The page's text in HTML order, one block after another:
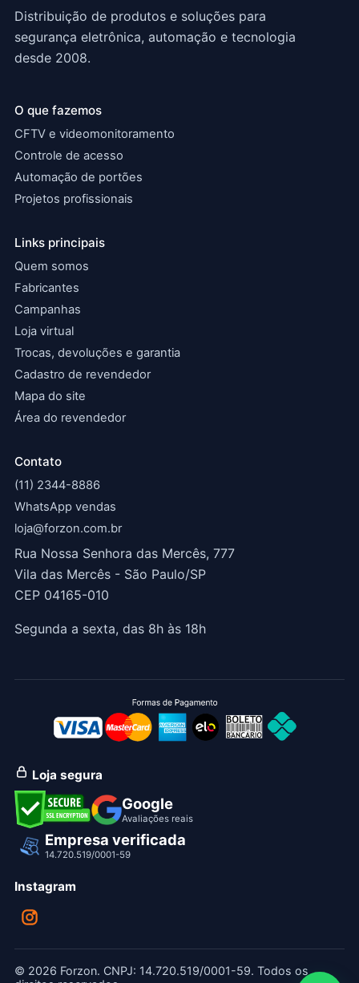
Distribuição de produtos e soluções para
segurança eletrônica, automação e tecnologia
desde 2008.
O que fazemos
CFTV e videomonitoramento
Controle de acesso
Automação de portões
Projetos profissionais
Links principais
Quem somos
Fabricantes
Campanhas
Loja virtual
Trocas, devoluções e garantia
Cadastro de revendedor
Mapa do site
Área do revendedor
Contato
(11) 2344-8886
WhatsApp vendas
loja@forzon.com.br
Rua Nossa Senhora das Mercês, 777
Vila das Mercês - São Paulo/SP
CEP 04165-010
Segunda a sexta, das 8h às 18h
Loja segura
Google
Avaliações reais
Empresa verificada
14.720.519/0001-59
Instagram
© 2026 Forzon. CNPJ: 14.720.519/0001-59. Todos os